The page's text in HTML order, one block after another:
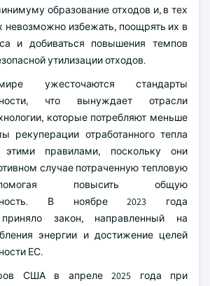
образование отходов и, в тех
невозможно избежать, поощрять их в
и добиваться повышения темпов
утилизации отходов.
ужесточаются стандарты
что вынуждает отрасли
которые потребляют меньше
рекуперации отработанного тепла
правилами, поскольку они
случае потраченную тепловую
повысить общую
В ноябре 2023 года
приняло закон, направленный на
энергии и достижение целей
ЕС.
США в апреле 2025 года при